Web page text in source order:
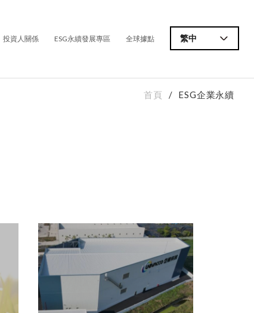
投資人關係 ESG永續發展專區 全球據點 繁中
首頁 ESG企業永續